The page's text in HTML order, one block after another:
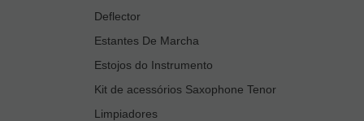
Deflector
Estantes De Marcha
Estojos do Instrumento
Kit de acessórios Saxophone Tenor
Limpiadores